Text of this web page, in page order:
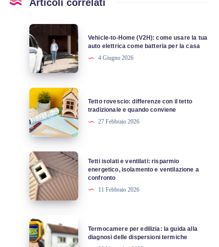
Articoli correlati
Vehicle-
to-
Home
(V2H):
come
usare
tua
auto
elettrica
come
batteria
per
la
casa
Vehicle-to-Home (V2H): come usare la tua
auto elettrica come batteria per la casa
4 Giugno 2026
Tetto
rovescio:
differenze
con
tetto
tradizionale
e
quando
conviene
Tetto rovescio: differenze con il tetto
tradizionale e quando conviene
27 Febbraio 2026
Tetti
isolati
e
ventilati:
risparmio
energetico,
isolamento
e
Tetti isolati e ventilati: risparmio
energetico, isolamento e ventilazione a
confronto
11 Febbraio 2026
Termocamere
per
edilizia:
Termocamere per edilizia: la guida alla
diagnosi delle dispersioni termiche